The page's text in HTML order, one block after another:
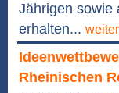
Jährigen sowie
erhalten...
Rheinischen